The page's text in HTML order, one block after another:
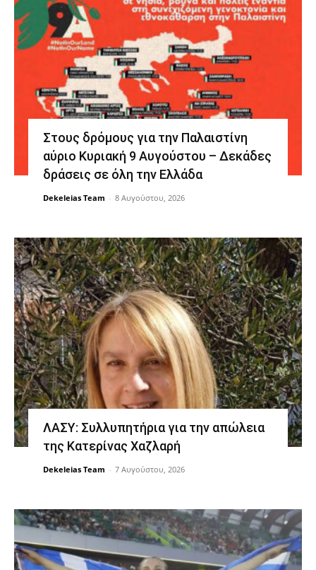
Στους δρόμους για την Παλαιστίνη
αύριο Κυριακή 9 Αυγούστου – Δεκάδες
δράσεις σε όλη την Ελλάδα
Dekeleias Team - 8 Αυγούστου, 2026
ΛΑΣΥ: Συλλυπητήρια για την απώλεια
της Κατερίνας Χαζλαρή
Dekeleias Team - 7 Αυγούστου, 2026